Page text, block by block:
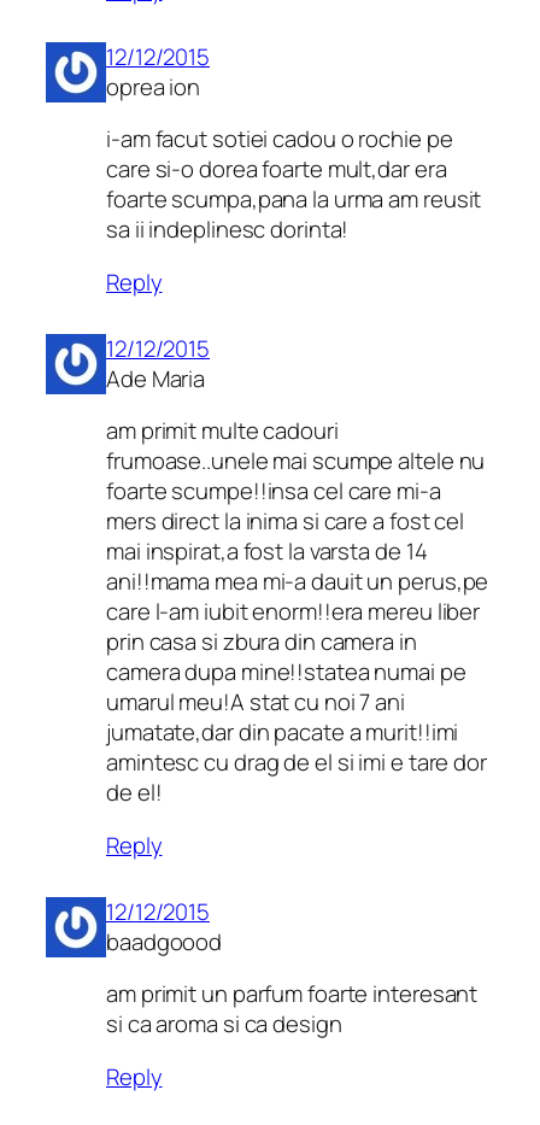
12/12/2015
oprea ion
i-am facut sotiei cadou o rochie pe
care si-o dorea foarte mult,dar era
foarte scumpa,pana la urma am reusit
sa ii indeplinesc dorinta!
Reply
12/12/2015
Ade Maria
am primit multe cadouri
frumoase..unele mai scumpe altele nu
foarte scumpe!!insa cel care mi-a
mers direct la inima si care a fost cel
mai inspirat,a fost la varsta de 14
ani!!mama mea mi-a dauit un perus,pe
care l-am iubit enorm!!era mereu liber
prin casa si zbura din camera in
camera dupa mine!!statea numai pe
umarul meu!A stat cu noi 7 ani
jumatate,dar din pacate a murit!!imi
amintesc cu drag de el si imi e tare dor
de el!
Reply
12/12/2015
baadgoood
am primit un parfum foarte interesant
si ca aroma si ca design
Reply